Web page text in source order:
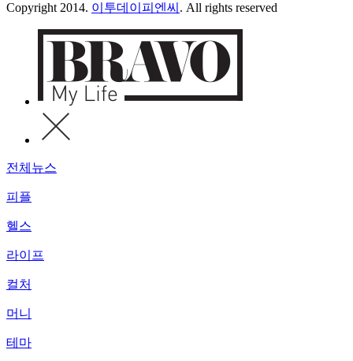
Copyright 2014. 이투데이피엔씨 . All rights reserved
전체뉴스
피플
헬스
라이프
컬처
머니
테마